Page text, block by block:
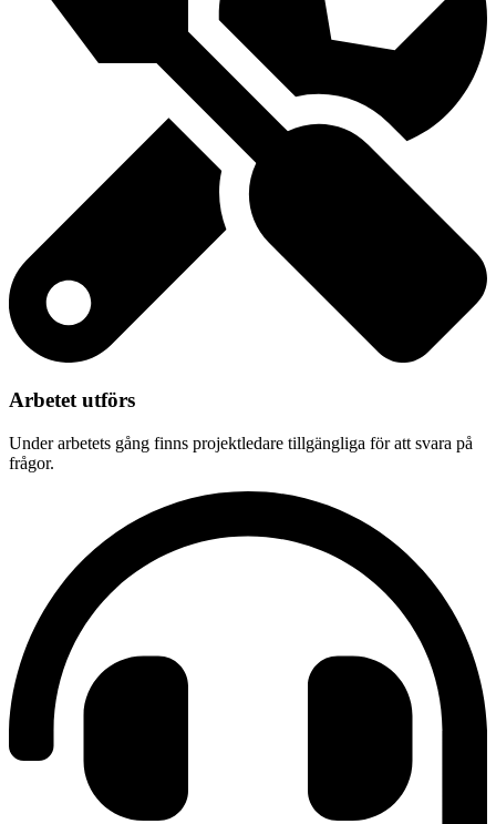
Arbetet utförs
Under arbetets gång finns projektledare tillgängliga för att svara på
frågor.